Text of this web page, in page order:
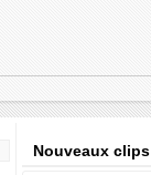
Nouveaux clips